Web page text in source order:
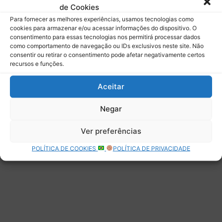
de Cookies
Para fornecer as melhores experiências, usamos tecnologias como
cookies para armazenar e/ou acessar informações do dispositivo. O
consentimento para essas tecnologias nos permitirá processar dados
como comportamento de navegação ou IDs exclusivos neste site. Não
consentir ou retirar o consentimento pode afetar negativamente certos
recursos e funções.
Aceitar
Negar
Ver preferências
POLÍTICA DE COOKIES POLÍTICA DE PRIVACIDADE
Deixe uma resposta